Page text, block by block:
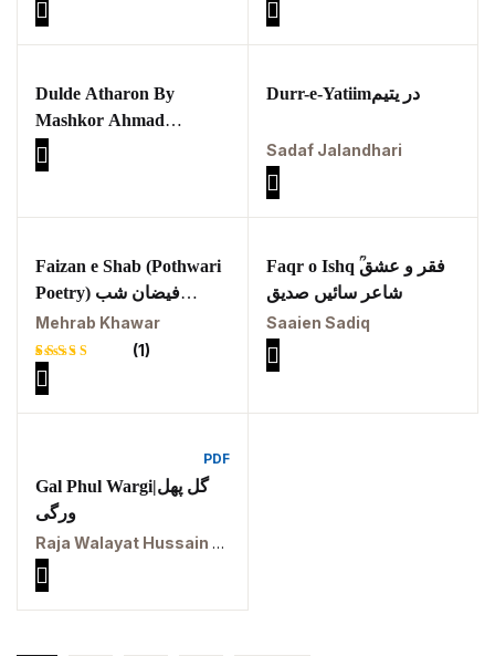
Dulde Atharon By
Mashkor Ahmad
Shadڈلدے اتھروں (پہاڑی
Durr-e-Yatiimدر یتیم
Sadaf Jalandhari
Faizan e Shab (Pothwari
Poetry) فیضان شب
محراب خاور
Mehrab Khawar
Rated
5.00
of 5
1
(1)
Faqr o Ishq ؒفقر و عشق
شاعر سائیں صدیق
Saaien Sadiq
PDF
Gal Phul Wargi|گل پھل
ورگی
Raja Walayat Hussain Azhar
Taxila Valley &
خطہ پوٹھوہار
سرزمین پوٹھوہار
سطح مرتفع پوٹھوہا
پوٹھوہاری شاعری
پوٹھواری شاعر
پوٹھوہاری ادب اور
پوٹھوہاری شعر